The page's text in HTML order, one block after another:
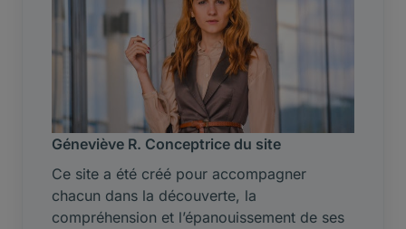
Géneviève R. Conceptrice du site
Ce site a été créé pour accompagner
chacun dans la découverte, la
compréhension et l’épanouissement de ses